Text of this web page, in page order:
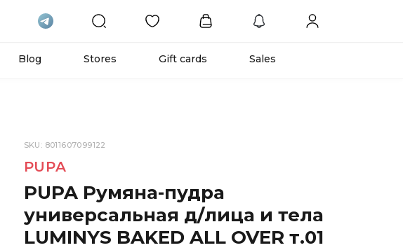
Blog Stores Gift cards Sales
SKU: 8011607099122
PUPA
PUPA Румяна-пудра
универсальная д/лица и тела
LUMINYS BAKED ALL OVER т.01